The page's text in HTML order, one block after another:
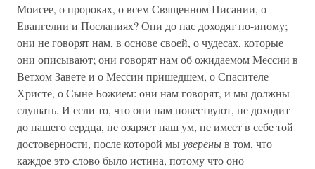
Моисее, о пророках, о всем Священном Писании, о
Евангелии и Посланиях? Они до нас доходят по-иному;
они не говорят нам, в основе своей, о чудесах, которые
они описывают; они говорят нам об ожидаемом Мессии в
Ветхом Завете и о Мессии пришедшем, о Спасителе
Христе, о Сыне Божием: они нам говорят, и мы должны
слушать. И если то, что они нам повествуют, не доходит
до нашего сердца, не озаряет наш ум, не имеет в себе той
достоверности, после которой мыувереныв том, что
каждое это слово было истина, потому что оно